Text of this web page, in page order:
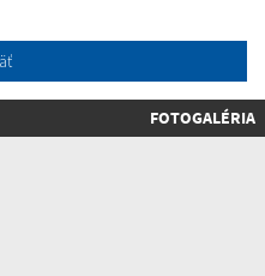
FOTOGALÉRIA